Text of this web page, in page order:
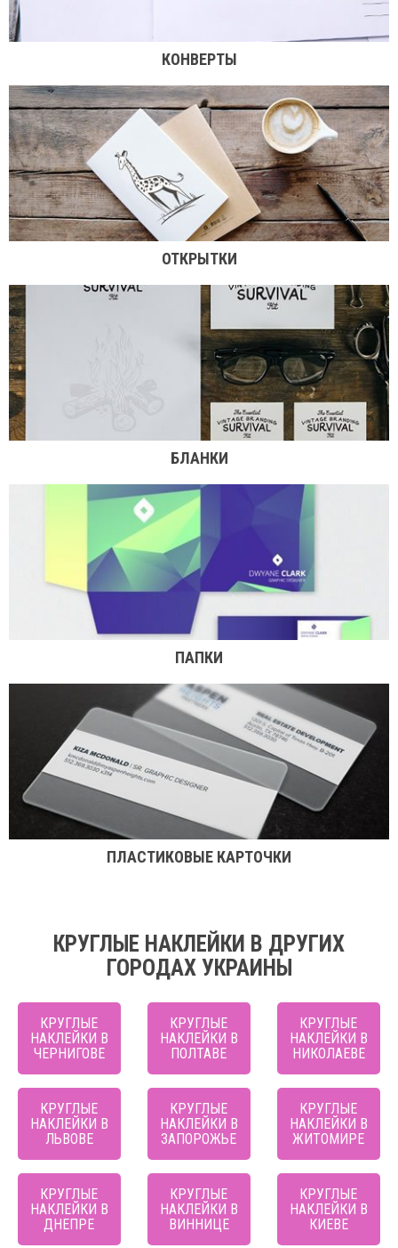
КОНВЕРТЫ
ОТКРЫТКИ
БЛАНКИ
ПАПКИ
ПЛАСТИКОВЫЕ КАРТОЧКИ
КРУГЛЫЕ НАКЛЕЙКИ В ДРУГИХ
ГОРОДАХ УКРАИНЫ
КРУГЛЫЕ
НАКЛЕЙКИ В
ЧЕРНИГОВЕ
КРУГЛЫЕ
НАКЛЕЙКИ В
ПОЛТАВЕ
КРУГЛЫЕ
НАКЛЕЙКИ В
НИКОЛАЕВЕ
КРУГЛЫЕ
НАКЛЕЙКИ В
ЛЬВОВЕ
КРУГЛЫЕ
НАКЛЕЙКИ В
ЗАПОРОЖЬЕ
КРУГЛЫЕ
НАКЛЕЙКИ В
ЖИТОМИРЕ
КРУГЛЫЕ
НАКЛЕЙКИ В
ДНЕПРЕ
КРУГЛЫЕ
НАКЛЕЙКИ В
ВИННИЦЕ
КРУГЛЫЕ
НАКЛЕЙКИ В
КИЕВЕ